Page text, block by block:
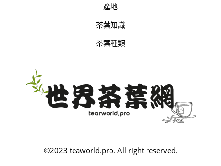
產地
茶葉知識
茶葉種類
©2023 teaworld.pro. All right reserved.